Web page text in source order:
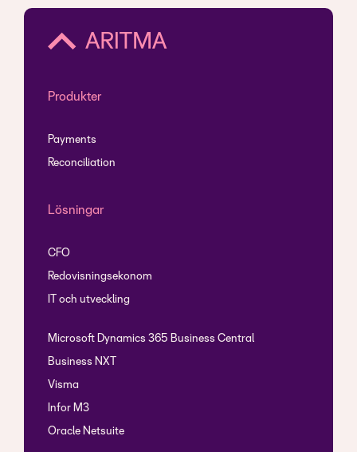
Produkter
Payments
Reconciliation
Lösningar
CFO
Redovisningsekonom
IT och utveckling
Microsoft Dynamics 365 Business Central
Business NXT
Visma
Infor M3
Oracle Netsuite